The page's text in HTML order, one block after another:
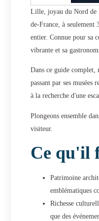
Lille, joyau du Nord de
de-France, à
entier. Connue pour sa
vibrante et sa
Dans ce guide complet,
passant par ses
à la recherche d'une
Plongeons ensemble
visiteur.
Ce qu'il
Patrimoine
emblématiques
Richesse
que des